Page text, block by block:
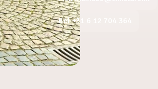
Bel +31 6 12 704 364